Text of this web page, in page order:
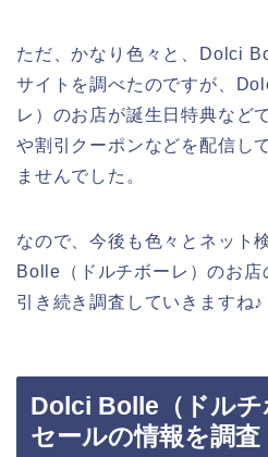
ただ、かなり色々と、Dolci
サイトを調べたのですが、
レ）のお店が誕生日特典など
や割引クーポンなどを配信し
ませんでした。
なので、今後も色々とネット
Bolle（ドルチボーレ）のお
引き続き調査していきますね♪
Dolci Bolle（ドルチ
セールの情報を調査